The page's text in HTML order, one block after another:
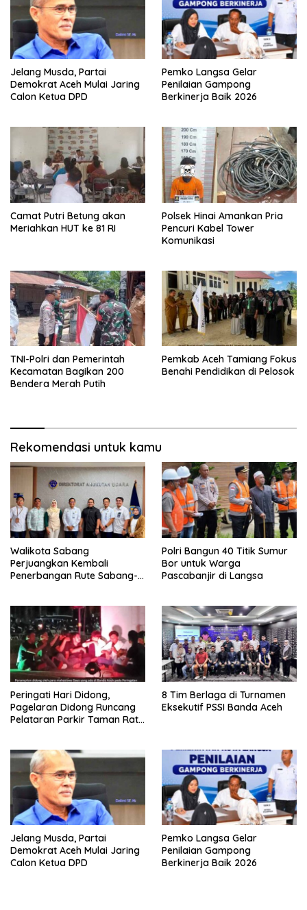
Jelang Musda, Partai
Demokrat Aceh Mulai Jaring
Calon Ketua DPD
Pemko Langsa Gelar
Penilaian Gampong
Berkinerja Baik 2026
Camat Putri Betung akan
Meriahkan HUT ke 81 RI
Polsek Hinai Amankan Pria
Pencuri Kabel Tower
Komunikasi
TNI-Polri dan Pemerintah
Kecamatan Bagikan 200
Bendera Merah Putih
Pemkab Aceh Tamiang Fokus
Benahi Pendidikan di Pelosok
Rekomendasi untuk kamu
Walikota Sabang
Perjuangkan Kembali
Penerbangan Rute Sabang-
Polri Bangun 40 Titik Sumur
Bor untuk Warga
Pascabanjir di Langsa
Peringati Hari Didong,
Pagelaran Didong Runcang
Pelataran Parkir Taman Ratu
8 Tim Berlaga di Turnamen
Eksekutif PSSI Banda Aceh
Jelang Musda, Partai
Demokrat Aceh Mulai Jaring
Calon Ketua DPD
Pemko Langsa Gelar
Penilaian Gampong
Berkinerja Baik 2026